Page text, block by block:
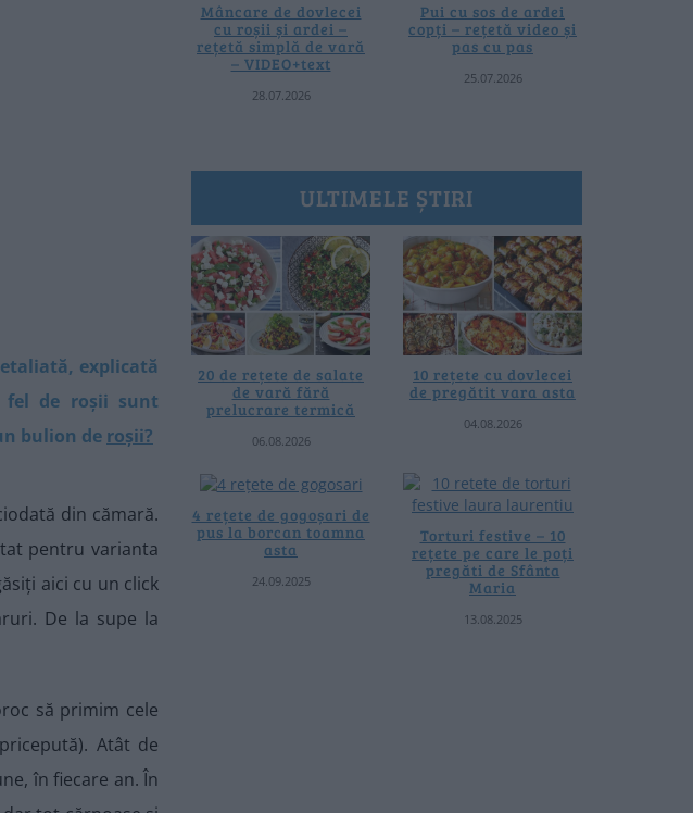
explicată
fel de roșii sunt
bulion de roșii?
din cămară.
pentru varianta
aici cu un click
De la supe la
să primim cele
Atât de
în fiecare an. În
Mâncare de dovlecei
cu roșii și ardei –
rețetă simplă de vară
– VIDEO+text
28.07.2026
Pui cu sos de ardei
copți – rețetă video și
pas cu pas
25.07.2026
ULTIMELE ȘTIRI
20 de rețete de salate
de vară fără
prelucrare termică
06.08.2026
10 rețete cu dovlecei
de pregătit vara asta
04.08.2026
4 rețete de gogoșari de
pus la borcan toamna
asta
24.09.2025
Torturi festive – 10
rețete pe care le poți
pregăti de Sfânta
Maria
13.08.2025